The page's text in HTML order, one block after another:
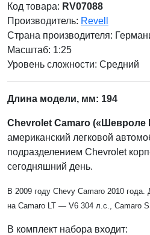
Код товара: RV07088
Производитель: Revell
Страна производителя:
Масштаб: 1:25
Уровень сложности: Cредний
Длина модели, мм: 194
Chevrolet Camaro
американский легковой
подразделением Chevrolet
сегодняшний день.
В 2009 году Chevy Camaro 2010
на Camaro LT — V6 304 л.с., Camaro
В комплект набора входит: